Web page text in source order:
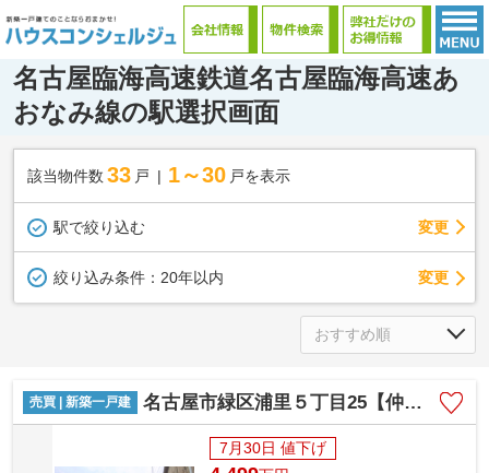
名古屋臨海高速鉄道名古屋臨海高速あ
おなみ線の駅選択画面
該当物件数 33 戸 1～30 戸を表示
駅で絞り込む 変更
絞り込み条件： 20年以内 変更
売買 | 新築一戸建 名古屋市緑区浦里５丁目25【仲介手数料無料】新築一戸建て 1号棟
7月30日 値下げ